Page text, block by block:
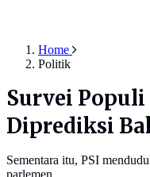
Home
Politik
Survei
Diprediksi
Sementara itu, PSI